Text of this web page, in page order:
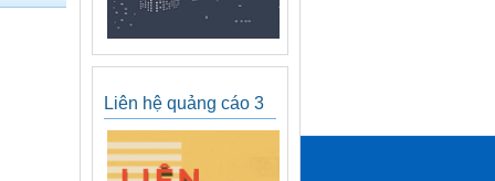
Liên hệ quảng cáo 3